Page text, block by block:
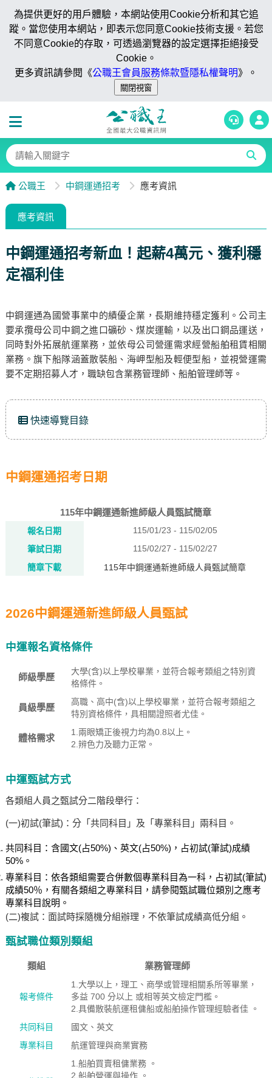
為提供更好的用戶體驗，本網站使用Cookie分析和其它追
蹤。當您使用本網站，即表示您同意Cookie技術支援。若您
不同意Cookie的存取，可透過瀏覽器的設定選擇拒絕接受
Cookie。
更多資訊請參閱《公職王會員服務條款暨隱私權聲明》。
公職王 中鋼運通招考 應考資訊
應考資訊
中鋼運通招考新血！起薪4萬元、獲利穩
定福利佳
中鋼運通為國營事業中的績優企業，長期維持穩定獲利。公司主
要承攬母公司中鋼之進口礦砂、煤炭運輸，以及出口鋼品運送，
同時對外拓展航運業務，並依母公司營運需求經營船舶租賃相關
業務。旗下船隊涵蓋散裝船、海岬型船及輕便型船，並視營運需
要不定期招募人才，職缺包含業務管理師、船舶管理師等。
快速導覽目錄
中鋼運通招考日期
115年中鋼運通新進師級人員甄試簡章
報名日期
115/01/23 - 115/02/05
筆試日期
115/02/27 - 115/02/27
簡章下載
115年中鋼運通新進師級人員甄試簡章
2026中鋼運通新進師級人員甄試
中運報名資格條件
師級學歷
大學(含)以上學校畢業，並符合報考類組之特別資
格條件。
員級學歷
高職、高中(含)以上學校畢業，並符合報考類組之
特別資格條件，具相關證照者尤佳。
體格需求
1.兩眼矯正後視力均為0.8以上。
2.辨色力及聽力正常。
中運甄試方式
各類組人員之甄試分二階段舉行：
(一)初試(筆試)：分「共同科目」及「專業科目」兩科目。
共同科目：含國文(占50%)、英文(占50%)，占初試(筆試)成績
50%。
專業科目：依各類組需要合併數個專業科目為一科，占初試(筆試)
成績50％，有關各類組之專業科目，請參閱甄試職位類別之應考
專業科目說明。
(二)複試：面試時採隨機分組辦理，不依筆試成績高低分組。
甄試職位類別類組
類組 業務管理師
報考條件
1.大學以上，理工、商學或管理相關系所等畢業，
多益 700 分以上 或相等英文檢定門檻。
2.具備散裝航運租傭船或船舶操作管理經驗者佳 。
共同科目
國文、英文
專業科目
航運管理與商業實務
1.船舶買賣租傭業務 。
2.船舶營運與操作 。